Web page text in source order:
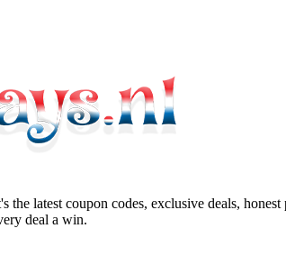
the latest coupon codes, exclusive deals,
deal a win.